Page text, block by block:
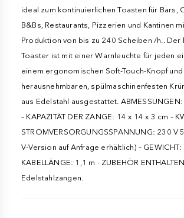
ideal zum kontinuierlichen Toasten für Bars,
B&Bs, Restaurants, Pizzerien und Kantinen
Produktion von bis zu 240 Scheiben /h.. Der
Toaster ist mit einer Warnleuchte für jeden
einem ergonomischen Soft-Touch-Knopf
herausnehmbaren, spülmaschinenfesten
aus Edelstahl ausgestattet.
– KAPAZITÄT DER ZANGE: 14 x 14 x 3 cm –
STROMVERSORGUNGSSPANNUNG: 230 V
V-Version auf Anfrage erhältlich) – GEWICHT:
KABELLÄNGE: 1,1 m - ZUBEHÖR
Edelstahlzangen.